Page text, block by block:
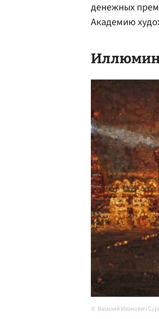
денежных
Академию
Василий Иванович